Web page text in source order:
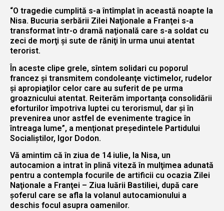
“O tragedie cumplită s-a întîmplat în această noapte la
Nisa. Bucuria serbării Zilei Naţionale a Franţei s-a
transformat într-o dramă naţională care s-a soldat cu
zeci de morţi şi sute de răniţi în urma unui atentat
terorist.
În aceste clipe grele, sîntem solidari cu poporul
francez şi transmitem condoleanţe victimelor, rudelor
şi apropiaţilor celor care au suferit de pe urma
groaznicului atentat. Reiterăm importanţa consolidării
eforturilor împotriva luptei cu terorismul, dar şi în
prevenirea unor astfel de evenimente tragice în
întreaga lume”, a menţionat preşedintele Partidului
Socialiştilor, Igor Dodon.
Vă amintim că în ziua de 14 iulie, la Nisa, un
autocamion a intrat în plină viteză în mulţimea adunată
pentru a contempla focurile de artificii cu ocazia Zilei
Naţionale a Franţei – Ziua luării Bastiliei, după care
şoferul care se afla la volanul autocamionului a
deschis focul asupra oamenilor.